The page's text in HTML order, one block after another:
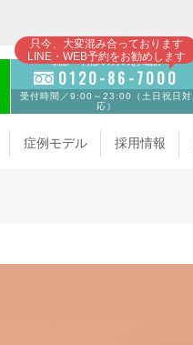
只今、大変混み合っております
LINE・WEB予約をお勧めします
初診・再診の方のお電話
0120-86-7000
受付時間／9:00～23:00（土日祝日対
応）
症例モデル 採用情報